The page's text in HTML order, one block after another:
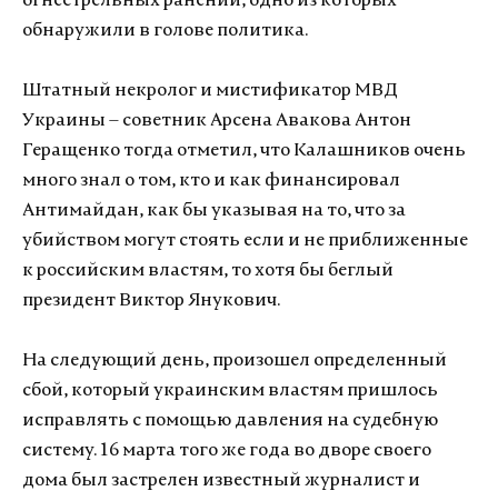
обнаружили в голове политика.
Штатный некролог и мистификатор МВД
Украины – советник Арсена Авакова Антон
Геращенко тогда отметил, что Калашников очень
много знал о том, кто и как финансировал
Антимайдан, как бы указывая на то, что за
убийством могут стоять если и не приближенные
к российским властям, то хотя бы беглый
президент Виктор Янукович.
На следующий день, произошел определенный
сбой, который украинским властям пришлось
исправлять с помощью давления на судебную
систему. 16 марта того же года во дворе своего
дома был застрелен известный журналист и